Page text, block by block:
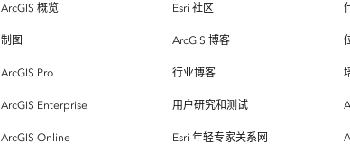
ArcGIS 概览
制图
ArcGIS Pro
ArcGIS Enterprise
ArcGIS Online
Esri 社区
ArcGIS 博客
行业博客
用户研究和测试
Esri 年轻专家关系网